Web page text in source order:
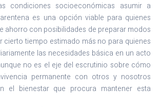
condiciones socioeconómicas asumir a
es una opción viable para quienes
ahorro con posibilidades de preparar modos
cierto tiempo estimado más no para quienes
las necesidades básica en un acto
no es el eje del escrutinio sobre cómo
permanente con otros y nosotros
el bienestar que procura mantener esta